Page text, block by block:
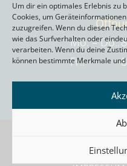
Um dir ein optimales Erlebnis zu
Cookies, um
zuzugreifen. Wenn du diesen
wie das Surfverhalten oder
verarbeiten. Wenn du deine
können bestimmte Merkmale
Mo. – Do.:
Fr.:
HLB